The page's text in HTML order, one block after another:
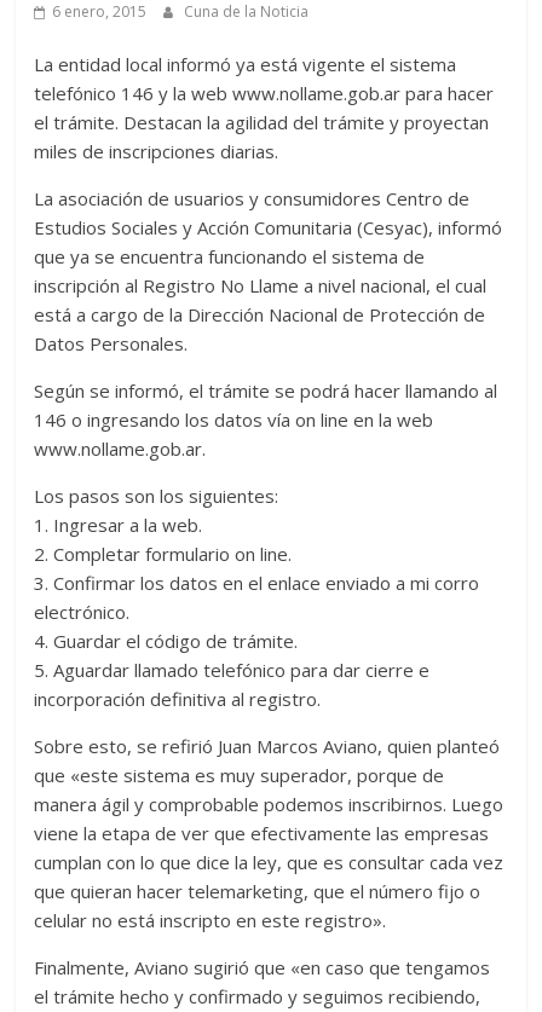
6 enero, 2015 Cuna de la Noticia
La entidad local informó ya está vigente el sistema
telefónico 146 y la web www.nollame.gob.ar para hacer
el trámite. Destacan la agilidad del trámite y proyectan
miles de inscripciones diarias.
La asociación de usuarios y consumidores Centro de
Estudios Sociales y Acción Comunitaria (Cesyac), informó
que ya se encuentra funcionando el sistema de
inscripción al Registro No Llame a nivel nacional, el cual
está a cargo de la Dirección Nacional de Protección de
Datos Personales.
Según se informó, el trámite se podrá hacer llamando al
146 o ingresando los datos vía on line en la web
www.nollame.gob.ar.
Los pasos son los siguientes:
1. Ingresar a la web.
2. Completar formulario on line.
3. Confirmar los datos en el enlace enviado a mi corro
electrónico.
4. Guardar el código de trámite.
5. Aguardar llamado telefónico para dar cierre e
incorporación definitiva al registro.
Sobre esto, se refirió Juan Marcos Aviano, quien planteó
que «este sistema es muy superador, porque de
manera ágil y comprobable podemos inscribirnos. Luego
viene la etapa de ver que efectivamente las empresas
cumplan con lo que dice la ley, que es consultar cada vez
que quieran hacer telemarketing, que el número fijo o
celular no está inscripto en este registro».
Finalmente, Aviano sugirió que «en caso que tengamos
el trámite hecho y confirmado y seguimos recibiendo,